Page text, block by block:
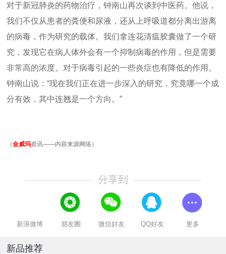
对于新冠肺炎的药物治疗，钟南山再次谈到中医药。他说，
我们不仅从患者的粪便和尿液，还从上呼吸道都分离出游离
的病毒，作为研究的载体。我们拿连花清瘟胶囊做了一个研
究，发现它在病人体外会有一个抑制病毒的作用，但是需要
非常高的浓度。对于病毒引起的一些炎症也有降低的作用。
钟南山说：“现在我们正在进一步深入的研究，究竟哪一个成
分有效，其中连翘是一个方向。”
（金威玛资讯——内容来源网络）
分享到
新浪微博 朋友圈 微信好友 QQ好友 更多
新品推荐